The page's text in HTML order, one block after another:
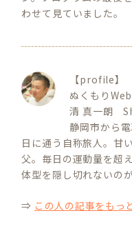
わせて見ていました。
【profile】
ぬくもり
清 真一朗
静岡市から
日に通う自称旅人。甘
父。毎日の運動量を超
体型を隠し切れないの
⇒ この人の記事をもっ